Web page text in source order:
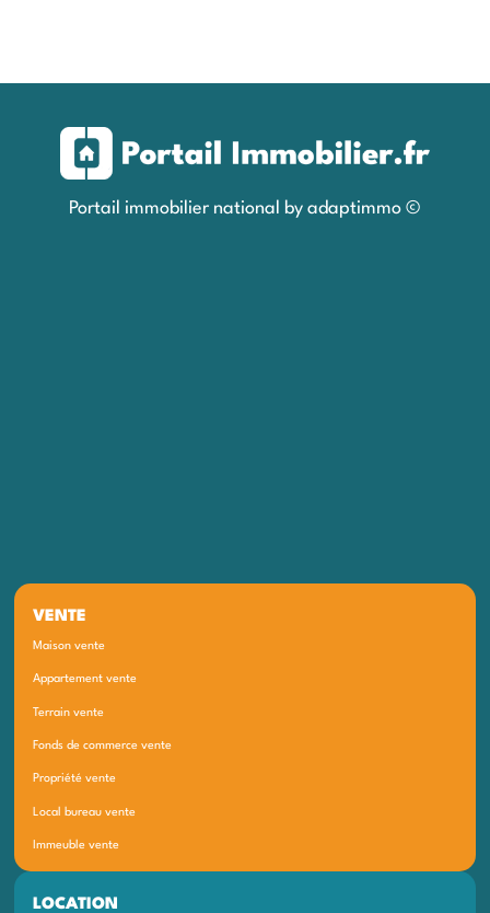
Portail immobilier national by adaptimmo ©
VENTE
Maison vente
Appartement vente
Terrain vente
Local bureau vente
Immeuble vente
Fonds de commerce vente
Propriété vente
LOCATION